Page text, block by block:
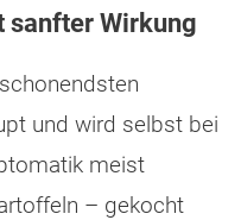
sanfter Wirkung
und wird selbst bei
meist
– gekocht